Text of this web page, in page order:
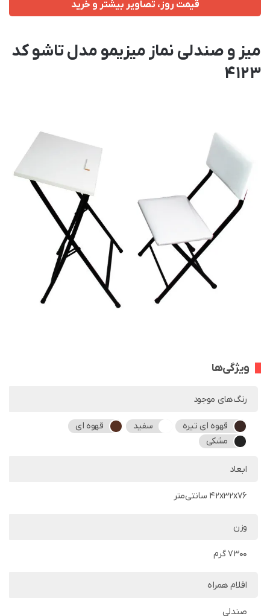
قیمت روز، تصاویر بیشتر و خرید
میز و صندلی نماز میزیمو مدل تاشو کد
4123
ویژگی‌ها
رنگ‌های موجود
قهوه ای تیره سفید
قهوه ای
مشکی
ابعاد
42x32x76 سانتی‌متر
وزن
7300 گرم
اقلام همراه
صندلی